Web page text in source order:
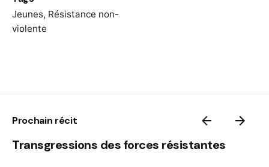
Jeunes, Résistance non-
violente
Prochain récit
Transgressions des forces résistantes